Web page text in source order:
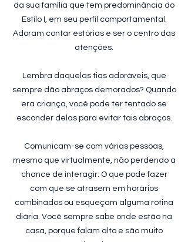
da sua família que tem predominância do
Estilo I, em seu perfil comportamental.
Adoram contar estórias e ser o centro das
atenções.
Lembra daquelas tias adoráveis, que
sempre dão abraços demorados? Quando
era criança, você pode ter tentado se
esconder delas para evitar tais abraços.
Comunicam-se com várias pessoas,
mesmo que virtualmente, não perdendo a
chance de interagir. O que pode fazer
com que se atrasem em horários
combinados ou esqueçam alguma rotina
diária. Você sempre sabe onde estão na
casa, porque falam alto e são muito